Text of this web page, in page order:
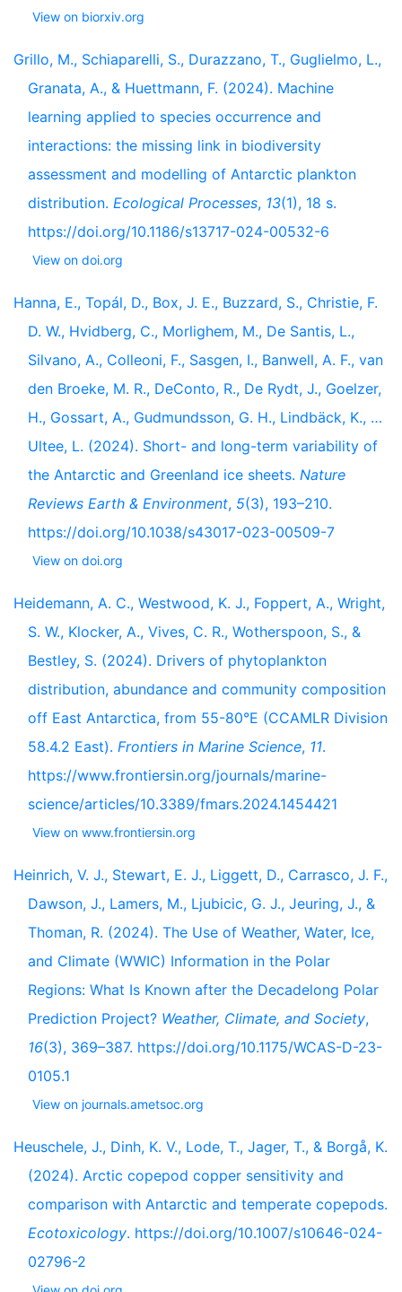
View on biorxiv.org
Grillo, M., Schiaparelli, S., Durazzano, T., Guglielmo, L.,
Granata, A., & Huettmann, F. (2024). Machine
learning applied to species occurrence and
interactions: the missing link in biodiversity
assessment and modelling of Antarctic plankton
distribution. Ecological Processes, 13(1), 18 s.
https://doi.org/10.1186/s13717-024-00532-6
View on doi.org
Hanna, E., Topál, D., Box, J. E., Buzzard, S., Christie, F.
D. W., Hvidberg, C., Morlighem, M., De Santis, L.,
Silvano, A., Colleoni, F., Sasgen, I., Banwell, A. F., van
den Broeke, M. R., DeConto, R., De Rydt, J., Goelzer,
H., Gossart, A., Gudmundsson, G. H., Lindbäck, K., …
Ultee, L. (2024). Short- and long-term variability of
the Antarctic and Greenland ice sheets. Nature
Reviews Earth & Environment, 5(3), 193–210.
https://doi.org/10.1038/s43017-023-00509-7
View on doi.org
Heidemann, A. C., Westwood, K. J., Foppert, A., Wright,
S. W., Klocker, A., Vives, C. R., Wotherspoon, S., &
Bestley, S. (2024). Drivers of phytoplankton
distribution, abundance and community composition
off East Antarctica, from 55-80°E (CCAMLR Division
58.4.2 East). Frontiers in Marine Science, 11.
https://www.frontiersin.org/journals/marine-
science/articles/10.3389/fmars.2024.1454421
View on www.frontiersin.org
Heinrich, V. J., Stewart, E. J., Liggett, D., Carrasco, J. F.,
Dawson, J., Lamers, M., Ljubicic, G. J., Jeuring, J., &
Thoman, R. (2024). The Use of Weather, Water, Ice,
and Climate (WWIC) Information in the Polar
Regions: What Is Known after the Decadelong Polar
Prediction Project? Weather, Climate, and Society,
16(3), 369–387. https://doi.org/10.1175/WCAS-D-23-
0105.1
View on journals.ametsoc.org
Heuschele, J., Dinh, K. V., Lode, T., Jager, T., & Borgå, K.
(2024). Arctic copepod copper sensitivity and
comparison with Antarctic and temperate copepods.
Ecotoxicology. https://doi.org/10.1007/s10646-024-
02796-2